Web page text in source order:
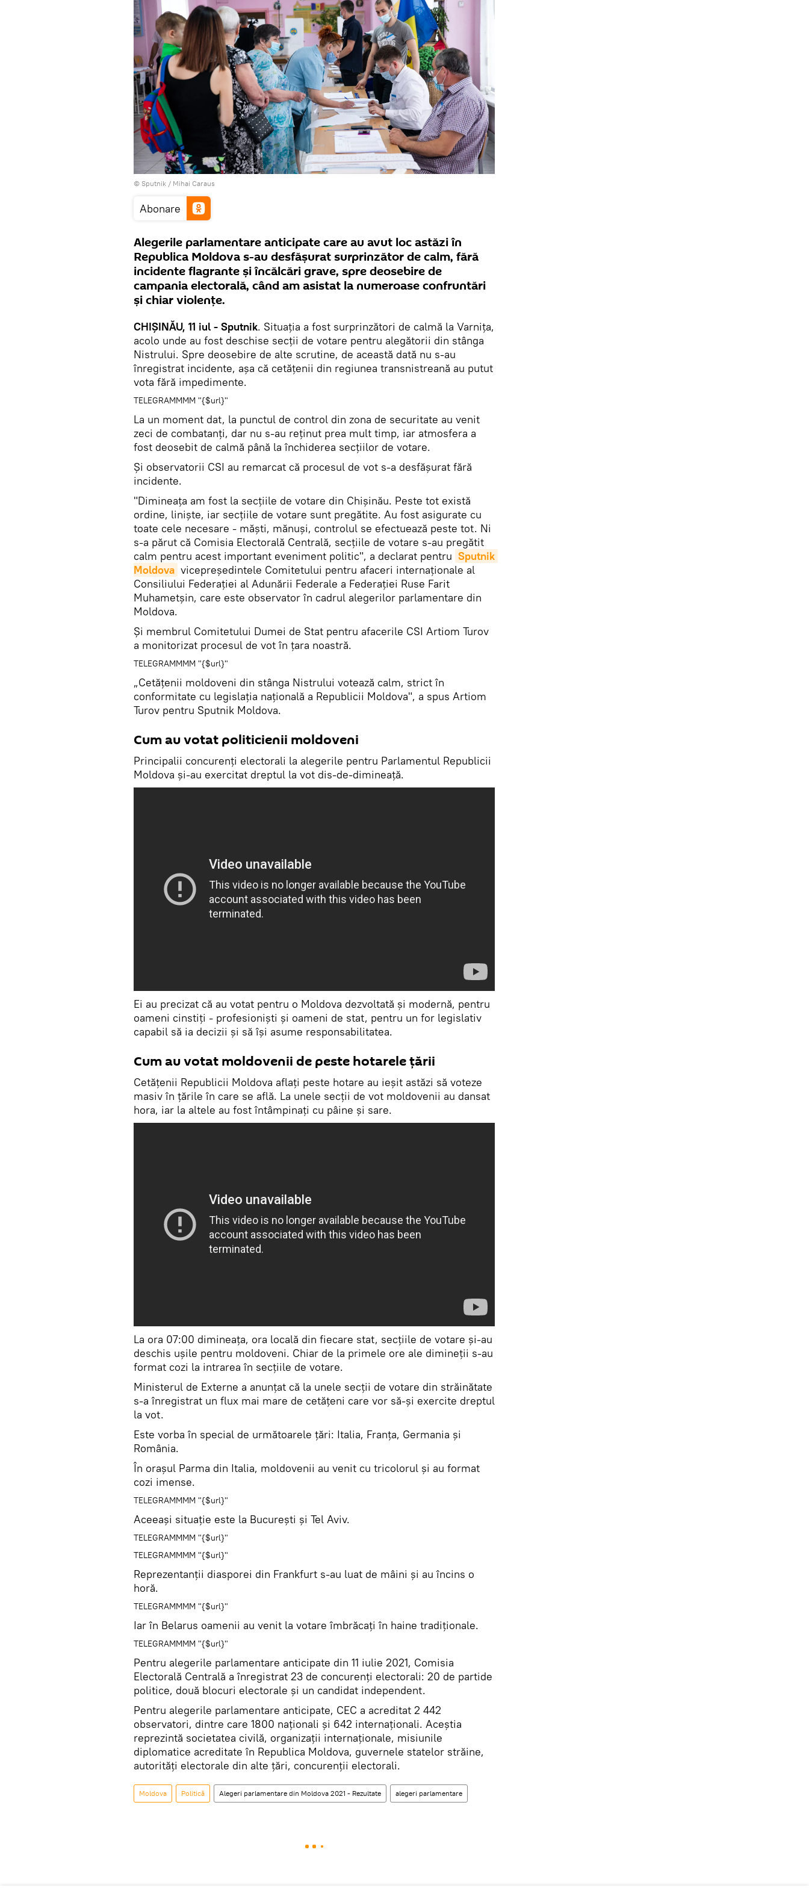
© Sputnik / Mihai Caraus
Abonare
Alegerile parlamentare anticipate care au avut loc astăzi în
Republica Moldova s-au desfășurat surprinzător de calm, fără
incidente flagrante și încălcări grave, spre deosebire de
campania electorală, când am asistat la numeroase confruntări
și chiar violențe.
CHIȘINĂU, 11 iul - Sputnik. Situația a fost surprinzători de calmă la Varnița,
acolo unde au fost deschise secții de votare pentru alegătorii din stânga
Nistrului. Spre deosebire de alte scrutine, de această dată nu s-au
înregistrat incidente, așa că cetățenii din regiunea transnistreană au putut
vota fără impedimente.
TELEGRAMMMM "{$url}"
La un moment dat, la punctul de control din zona de securitate au venit
zeci de combatanți, dar nu s-au reținut prea mult timp, iar atmosfera a
fost deosebit de calmă până la închiderea secțiilor de votare.
Și observatorii CSI au remarcat că procesul de vot s-a desfășurat fără
incidente.
"Dimineața am fost la secțiile de votare din Chișinău. Peste tot există
ordine, liniște, iar secțiile de votare sunt pregătite. Au fost asigurate cu
toate cele necesare - măști, mănuși, controlul se efectuează peste tot. Ni
s-a părut că Comisia Electorală Centrală, secțiile de votare s-au pregătit
calm pentru acest important eveniment politic", a declarat pentru Sputnik
Moldova vicepreședintele Comitetului pentru afaceri internaționale al
Consiliului Federației al Adunării Federale a Federației Ruse Farit
Muhametșin, care este observator în cadrul alegerilor parlamentare din
Moldova.
Și membrul Comitetului Dumei de Stat pentru afacerile CSI Artiom Turov
a monitorizat procesul de vot în țara noastră.
TELEGRAMMMM "{$url}"
„Cetățenii moldoveni din stânga Nistrului votează calm, strict în
conformitate cu legislația națională a Republicii Moldova", a spus Artiom
Turov pentru Sputnik Moldova.
Cum au votat politicienii moldoveni
Principalii concurenți electorali la alegerile pentru Parlamentul Republicii
Moldova și-au exercitat dreptul la vot dis-de-dimineață.
Ei au precizat că au votat pentru o Moldova dezvoltată și modernă, pentru
oameni cinstiți - profesioniști și oameni de stat, pentru un for legislativ
capabil să ia decizii și să își asume responsabilitatea.
Cum au votat moldovenii de peste hotarele țării
Cetățenii Republicii Moldova aflați peste hotare au ieșit astăzi să voteze
masiv în țările în care se află. La unele secții de vot moldovenii au dansat
hora, iar la altele au fost întâmpinați cu pâine și sare.
La ora 07:00 dimineața, ora locală din fiecare stat, secțiile de votare și-au
deschis ușile pentru moldoveni. Chiar de la primele ore ale dimineții s-au
format cozi la intrarea în secțiile de votare.
Ministerul de Externe a anunțat că la unele secții de votare din străinătate
s-a înregistrat un flux mai mare de cetățeni care vor să-și exercite dreptul
la vot.
Este vorba în special de următoarele țări: Italia, Franța, Germania și
România.
În orașul Parma din Italia, moldovenii au venit cu tricolorul și au format
cozi imense.
TELEGRAMMMM "{$url}"
Aceeași situație este la București și Tel Aviv.
TELEGRAMMMM "{$url}"
TELEGRAMMMM "{$url}"
Reprezentanții diasporei din Frankfurt s-au luat de mâini și au încins o
horă.
TELEGRAMMMM "{$url}"
Iar în Belarus oamenii au venit la votare îmbrăcați în haine tradiționale.
TELEGRAMMMM "{$url}"
Pentru alegerile parlamentare anticipate din 11 iulie 2021, Comisia
Electorală Centrală a înregistrat 23 de concurenți electorali: 20 de partide
politice, două blocuri electorale și un candidat independent.
Pentru alegerile parlamentare anticipate, CEC a acreditat 2 442
observatori, dintre care 1800 naționali și 642 internaționali. Aceștia
reprezintă societatea civilă, organizații internaționale, misiunile
diplomatice acreditate în Republica Moldova, guvernele statelor străine,
autorități electorale din alte țări, concurenții electorali.
Moldova Politică Alegeri parlamentare din Moldova 2021 - Rezultate alegeri parlamentare